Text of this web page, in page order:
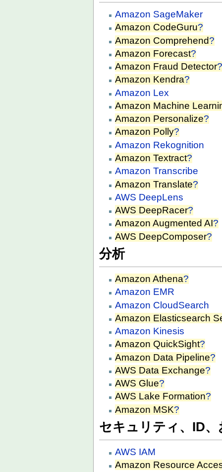
Amazon SageMaker
Amazon CodeGuru?
Amazon Comprehend?
Amazon Forecast?
Amazon Fraud Detector
Amazon Kendra?
Amazon Lex
Amazon Machine
Amazon Personalize?
Amazon Polly?
Amazon Rekognition
Amazon Textract?
Amazon Transcribe
Amazon Translate?
AWS DeepLens
AWS DeepRacer?
Amazon Augmented AI?
AWS DeepComposer?
分析
Amazon Athena?
Amazon EMR
Amazon CloudSearch
Amazon Elasticsearch
Amazon Kinesis
Amazon QuickSight?
Amazon Data Pipeline?
AWS Data Exchange?
AWS Glue?
AWS Lake Formation?
Amazon MSK?
セキュリティ、ID
AWS IAM
Amazon Resource